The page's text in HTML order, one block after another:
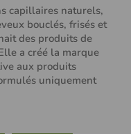
capillaires naturels,
bouclés, frisés et
des produits de
a créé la marque
aux produits
uniquement